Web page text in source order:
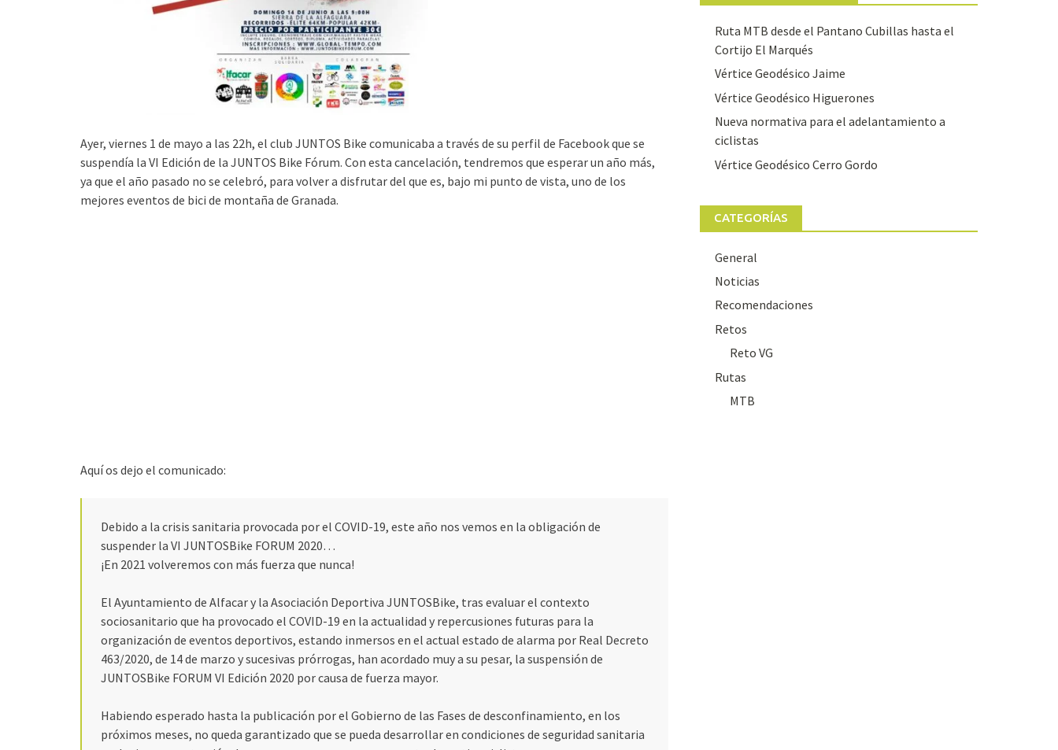
Ayer, viernes 1 de mayo a las 22h, el club JUNTOS Bike comunicaba a través de su perfil de Facebook que se
suspendía la VI Edición de la JUNTOS Bike Fórum. Con esta cancelación, tendremos que esperar un año más,
ya que el año pasado no se celebró, para volver a disfrutar del que es, bajo mi punto de vista, uno de los
mejores eventos de bici de montaña de Granada.
Aquí os dejo el comunicado:
Debido a la crisis sanitaria provocada por el COVID-19, este año nos vemos en la obligación de
suspender la VI JUNTOSBike FORUM 2020…
¡En 2021 volveremos con más fuerza que nunca!
El Ayuntamiento de Alfacar y la Asociación Deportiva JUNTOSBike, tras evaluar el contexto
sociosanitario que ha provocado el COVID-19 en la actualidad y repercusiones futuras para la
organización de eventos deportivos, estando inmersos en el actual estado de alarma por Real Decreto
463/2020, de 14 de marzo y sucesivas prórrogas, han acordado muy a su pesar, la suspensión de
JUNTOSBike FORUM VI Edición 2020 por causa de fuerza mayor.
Habiendo esperado hasta la publicación por el Gobierno de las Fases de desconfinamiento, en los
próximos meses, no queda garantizado que se pueda desarrollar en condiciones de seguridad sanitaria
Ruta MTB desde el Pantano Cubillas hasta el
Cortijo El Marqués
Vértice Geodésico Jaime
Vértice Geodésico Higuerones
Nueva normativa para el adelantamiento a
ciclistas
Vértice Geodésico Cerro Gordo
CATEGORÍAS
General
Noticias
Recomendaciones
Retos
Reto VG
Rutas
MTB